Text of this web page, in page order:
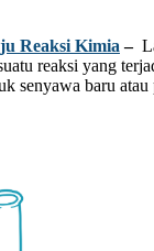
Reaksi Kimia –
reaksi yang
senyawa baru